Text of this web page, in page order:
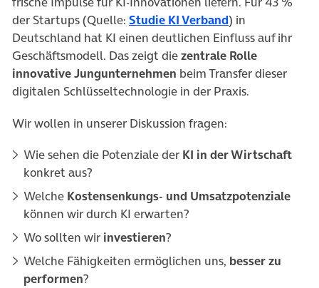
der Startups (Quelle: Studie KI Verband) in
Deutschland hat KI einen deutlichen Einfluss auf ihr
Geschäftsmodell. Das zeigt diezentrale Rolle
innovative Jungunternehmen beim Transfer dieser
digitalen Schlüsseltechnologie in der Praxis.
Wir wollen in unserer Diskussion fragen:
Wie sehen die Potenziale der KI in der Wirtschaft
konkret aus?
Welche Kostensenkungs- und Umsatzpotenziale
können wir durch KI erwarten?
Wo sollten wir investieren?
Welche Fähigkeiten ermöglichen uns, besser zu
performen?